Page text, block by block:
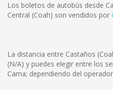
Los boletos de autobús desde
Central (Coah) son vendidos por
La distancia entre Castaños
(N/A) y puedes elegir entre los
Cama; dependiendo del